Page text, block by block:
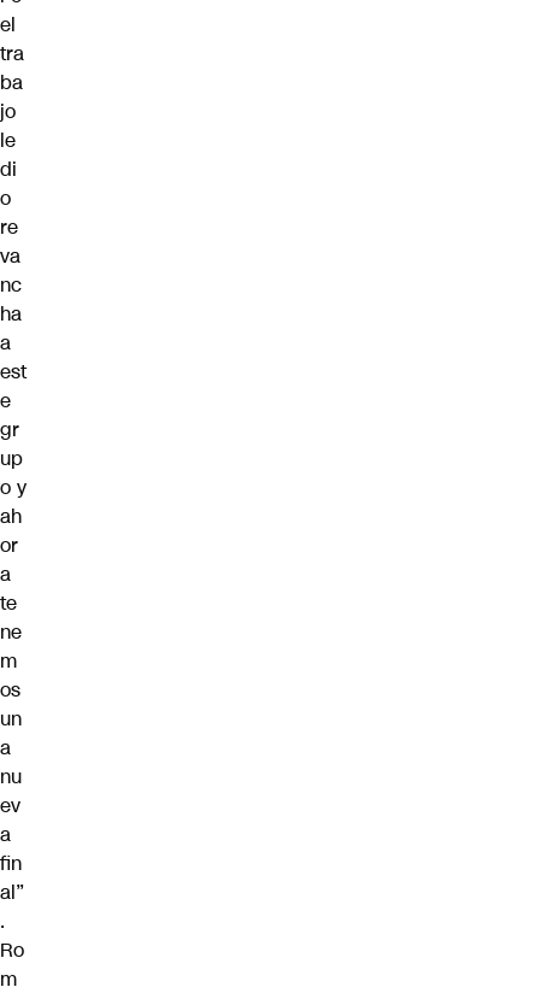
el
tra
ba
jo
le
di
o
re
va
nc
ha
a
est
e
gr
up
o y
ah
or
a
te
ne
m
os
un
a
nu
ev
a
fin
al”
.
Ro
m